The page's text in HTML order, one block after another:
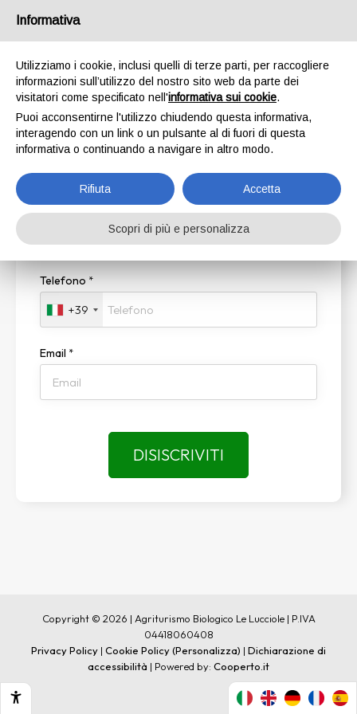
Disiscrizione
Se non vuoi ricevere
più le nostre
comunicazioni, offerte, novità, inserisci il tuo
telefono e/o indirizzo emailper disiscriverti
dalla lista.
Telefono *
+39
Email *
Copyright © 2026 | Agriturismo Biologico Le Lucciole | P.IVA
04418060408
Privacy Policy | Cookie Policy(Personalizza) | Dichiarazione di
accessibilità | Powered by: Cooperto.it
Informativa
Utilizziamo i cookie, inclusi quelli di terze parti, per raccogliere
informazioni sull’utilizzo del nostro sito web da parte dei
visitatori come specificato nell'informativa sui cookie.
Puoi acconsentirne l'utilizzo chiudendo questa informativa,
interagendo con un link o un pulsante al di fuori di questa
informativa o continuando a navigare in altro modo.
Rifiuta Accetta
Scopri di più e personalizza